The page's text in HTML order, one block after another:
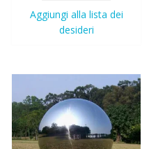
Aggiungi alla lista dei
desideri